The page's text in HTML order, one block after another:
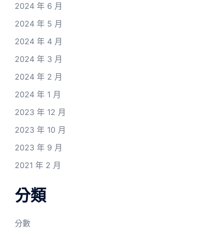
2024 年 6 月
2024 年 5 月
2024 年 4 月
2024 年 3 月
2024 年 2 月
2024 年 1 月
2023 年 12 月
2023 年 10 月
2023 年 9 月
2021 年 2 月
分類
分數